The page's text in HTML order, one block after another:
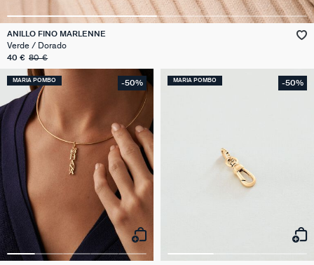
ANILLO FINO MARLENNE
Verde / Dorado
40 € 80 €
MARIA POMBO -50% MARIA POMBO -50%